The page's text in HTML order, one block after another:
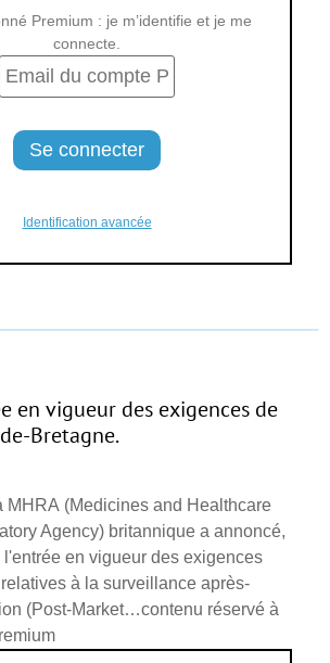
Premium : je m’identifie et je me
connecte.
Identification avancée
en vigueur des exigences de
Bretagne.
MHRA (Medicines and Healthcare
Agency) britannique a annoncé,
l'entrée en vigueur des exigences
à la surveillance après-
(Post-Market…contenu réservé à